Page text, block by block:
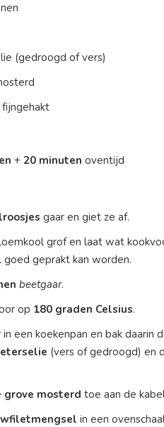
(gedroogd of vers)
+ 20 minuten oventijd
gaar en giet ze af.
grof en laat wat
geprakt kan worden.
beetgaar.
op 180 graden Celsius.
in een koekenpan en bak daarin
(vers of gedroogd) en
grove mosterd toe aan de
in een